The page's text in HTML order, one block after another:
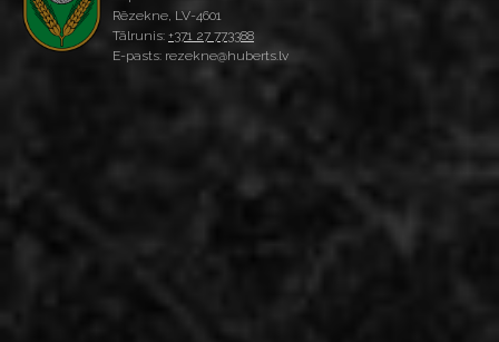
Rēzekne, LV-4601
Tālrunis: +371 27 773388
E-pasts: rezekne@huberts.lv